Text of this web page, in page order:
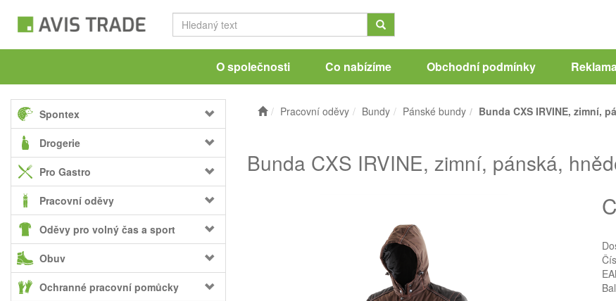
O společnosti Co nabízíme Obchodní podmínky
Spontex
Drogerie
Pro Gastro
Pracovní oděvy
Oděvy pro volný čas a sport
Obuv
Ochranné pracovní pomůcky
Pracovní oděvy Bundy Pánské bundy Bunda CXS IRVINE, zimní,
Bunda CXS IRVINE, zimní, pánská,